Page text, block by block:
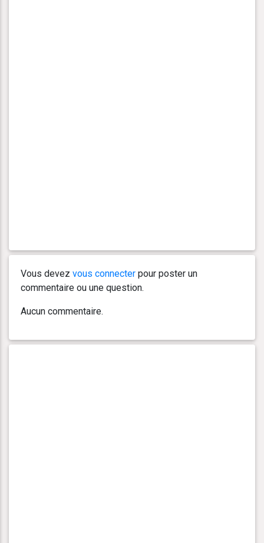
Vous devez vous connecter pour poster un
commentaire ou une question.
Aucun commentaire.